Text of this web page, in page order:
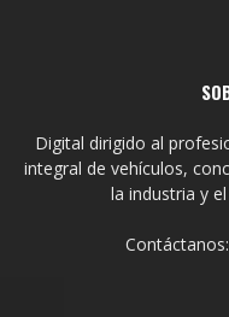
Digital dirigido al
integral de vehículos,
la industria y
Contáctanos: